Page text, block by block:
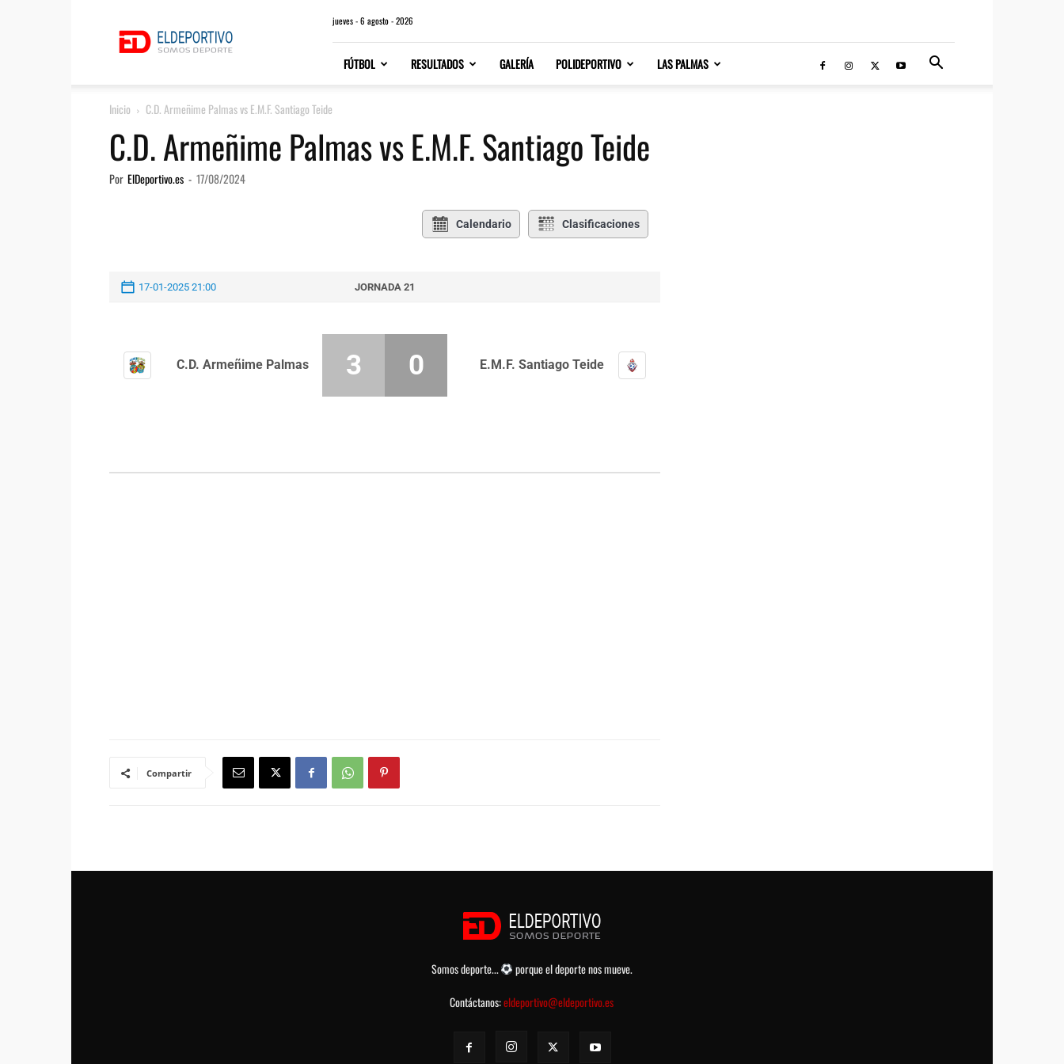
jueves - 6 agosto - 2026
FÚTBOL RESULTADOS GALERÍA POLIDEPORTIVO LAS PALMAS
Inicio C.D. Armeñime Palmas vs E.M.F. Santiago Teide
C.D. Armeñime Palmas vs E.M.F. Santiago Teide
Por ElDeportivo.es - 17/08/2024
Calendario Clasificaciones
17-01-2025 21:00 JORNADA 21
C.D. Armeñime Palmas E.M.F. Santiago Teide
3 0
Compartir
Somos deporte...
porque el deporte nos mueve.
Contáctanos:eldeportivo@eldeportivo.es